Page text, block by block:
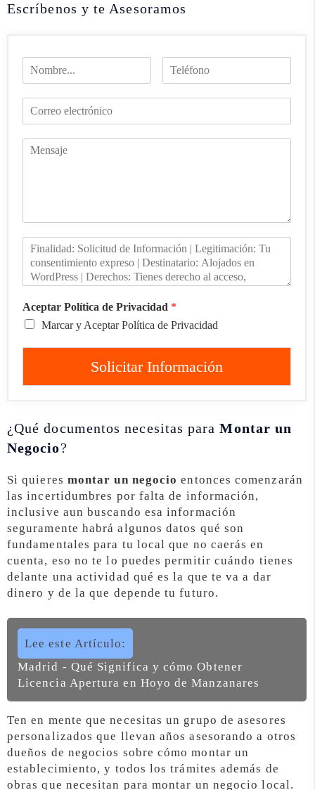
Escríbenos y te Asesoramos
Aceptar Política de Privacidad *
Marcar y Aceptar Política de Privacidad
Solicitar Información
¿Qué documentos necesitas paraMontar un
Negocio?
Si quieres montar un negocio entonces comenzarán
las incertidumbres por falta de información,
inclusive aun buscando esa información
seguramente habrá algunos datos qué son
fundamentales para tu local que no caerás en
cuenta, eso no te lo puedes permitir cuándo tienes
delante una actividad qué es la que te va a dar
dinero y de la que depende tu futuro.
Lee este Artículo:
Madrid - Qué Significa y cómo Obtener
Licencia Apertura en Hoyo de Manzanares
Ten en mente que necesitas un grupo de asesores
personalizados que llevan años asesorando a otros
dueños de negocios sobre cómo montar un
establecimiento, y todos los trámites además de
obras que necesitan para montar un negocio local.